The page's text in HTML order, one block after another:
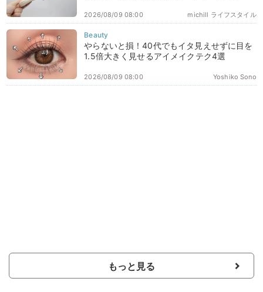
michill ライフスタイル
2026/08/09 08:00
やらないと損！40代でもイタ見えせずに目を
1.5倍大きく見せるアイメイクテク4選
Yoshiko Sono
2026/08/09 08:00
もっと見る